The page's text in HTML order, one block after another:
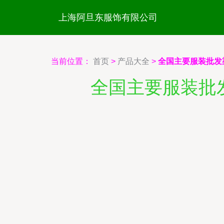
上海阿旦东服饰有限公司
当前位置： 首页 > 产品大全 > 全国主要服装批
全国主要服装批